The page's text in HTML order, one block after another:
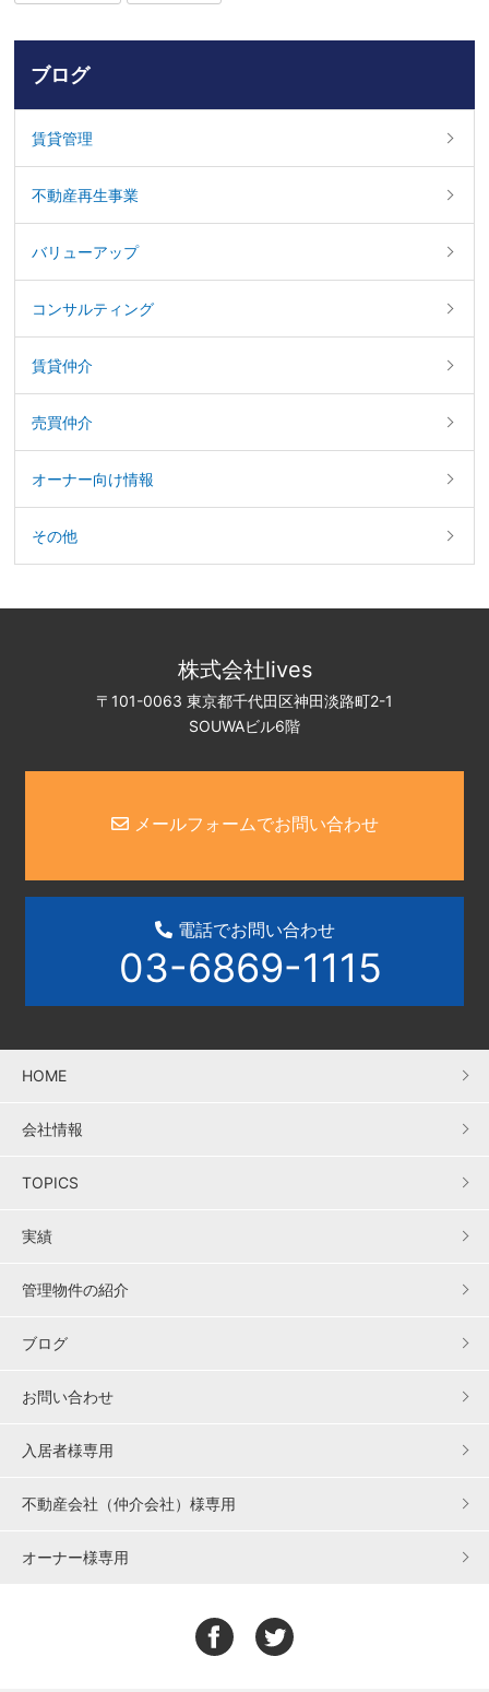
ブログ
賃貸管理
不動産再生事業
バリューアップ
コンサルティング
賃貸仲介
売買仲介
オーナー向け情報
その他
株式会社lives
〒101-0063 東京都千代田区神田淡路町2-1
SOUWAビル6階
メールフォームでお問い合わせ
電話でお問い合わせ
03-6869-1115
HOME
会社情報
TOPICS
実績
管理物件の紹介
ブログ
お問い合わせ
入居者様専用
不動産会社（仲介会社）様専用
オーナー様専用